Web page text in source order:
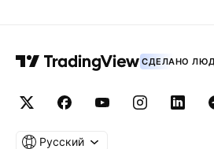
СДЕЛАНО
Русский